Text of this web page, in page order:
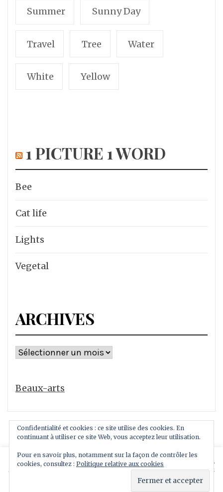
Summer Sunny Day
Travel Tree Water
White Yellow
1 PICTURE 1 WORD
Bee
Cat life
Lights
Vegetal
ARCHIVES
Archives
Beaux-arts
Copyright All rights reserved
This website uses cookies to improve your experience.
Confidentialité et cookies : ce site utilise des cookies. En
continuant à utiliser ce site Web, vous acceptez leur utilisation.
Pour en savoir plus, notamment sur la façon de contrôler les
cookies, consultez : Politique relative aux cookies